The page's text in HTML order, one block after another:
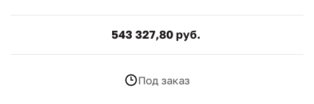
543 327,80 руб.
Под заказ